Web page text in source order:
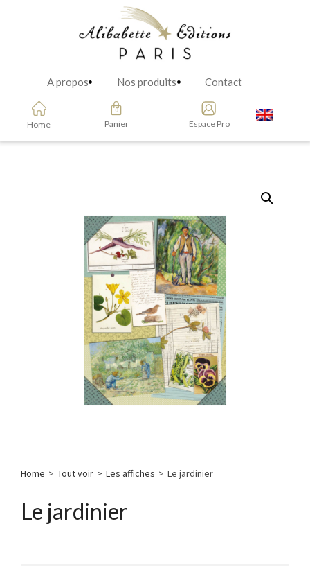
A propos Nos produits Contact
Home Panier Espace Pro
Home > Tout voir > Les affiches > Le jardinier
Le jardinier